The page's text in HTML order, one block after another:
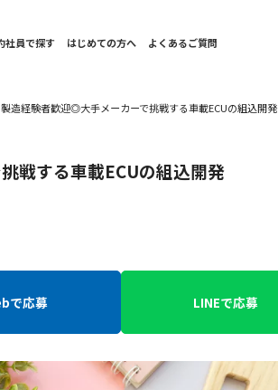
社員で探す はじめての方へ よくあるご質問
製造経験者歓迎◎大手メーカーで挑戦する車載ECUの組込開発
戦する車載ECUの組込開発
で応募 LINEで応募